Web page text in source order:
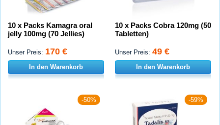
10 x Packs Kamagra oral
jelly 100mg (70 Jellies)
Unser Preis: 170 €
In den Warenkorb
10 x Packs Cobra 120mg (50
Tabletten)
Unser Preis: 49 €
In den Warenkorb
-50% -59%